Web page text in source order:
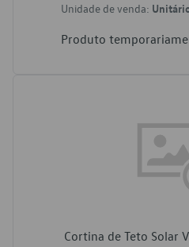
Unidade de venda:
Produto
Cortina de Teto Solar